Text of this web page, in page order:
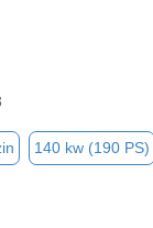
140 kw (190 PS)